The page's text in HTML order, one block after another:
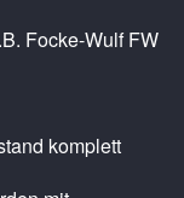
Focke-Wulf FW
komplett